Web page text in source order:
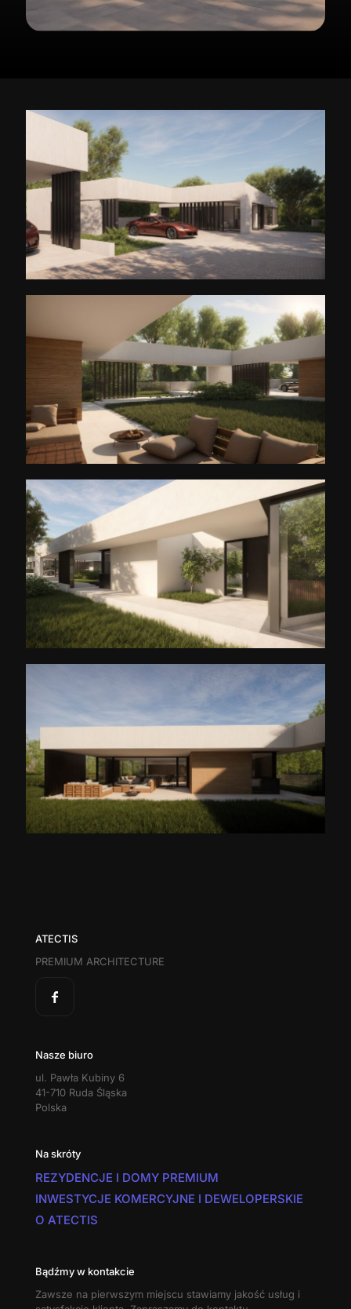
ATECTIS
PREMIUM ARCHITECTURE
Nasze biuro
ul. Pawła Kubiny 6
41-710 Ruda Śląska
Polska
Na skróty
REZYDENCJE I DOMY PREMIUM
INWESTYCJE KOMERCYJNE I DEWELOPERSKIE
O ATECTIS
Bądźmy w kontakcie
Zawsze na pierwszym miejscu stawiamy jakość usług i